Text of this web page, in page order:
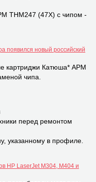
THM247 (47X) с чипом -
появился новый российский
картриджи Катюша* APM
чипа.
перед ремонтом
указанному в профиле.
НР LaserJet M304, M404 и